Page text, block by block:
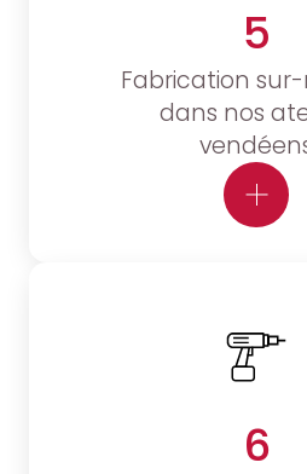
5
Fabrication
dans nos
6